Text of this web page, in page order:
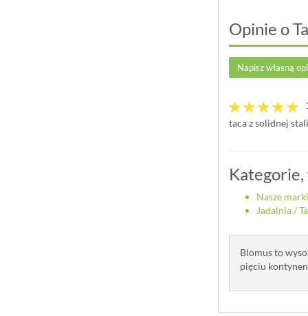
Opinie o
Napisz własną
taca z solidnej
Nasze marki
Jadalnia/
Blomus to
pięciu